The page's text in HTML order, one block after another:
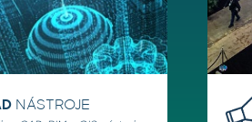
NÁSTROJE